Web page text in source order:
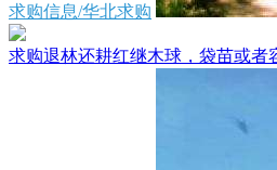
求购信息/华北求购
求购退林还耕红继木球，袋苗或者